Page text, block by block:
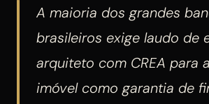
A maioria dos grandes
brasileiros exige laudo de
arquiteto com CREA para
imóvel como garantia de